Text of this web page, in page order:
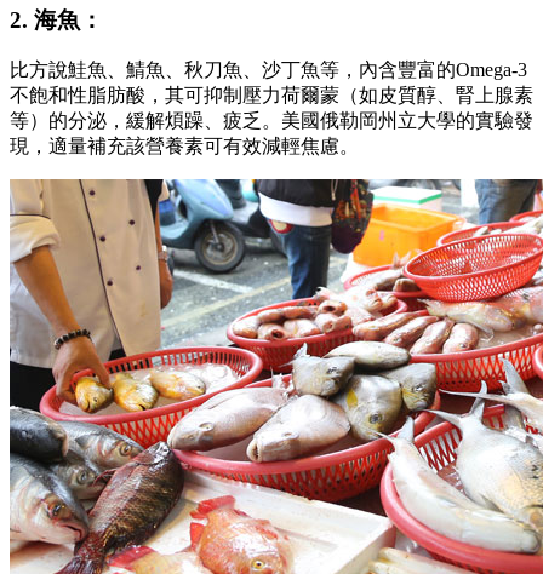
2. 海魚：
比方說鮭魚、鯖魚、秋刀魚、沙丁魚等，內含豐富的Omega-3
不飽和性脂肪酸，其可抑制壓力荷爾蒙（如皮質醇、腎上腺素
等）的分泌，緩解煩躁、疲乏。美國俄勒岡州立大學的實驗發
現，適量補充該營養素可有效減輕焦慮。